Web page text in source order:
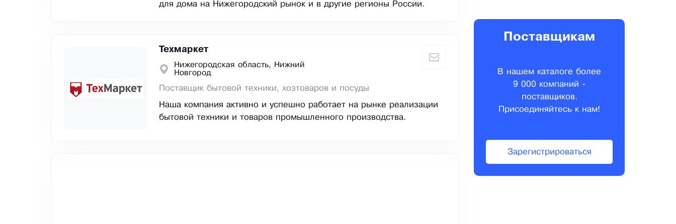
для дома на Нижегородский рынок и в другие регионы России.
Техмаркет
Нижегородская область, Нижний
Новгород
Поставщик бытовой техники, хозтоваров и посуды
Наша компания активно и успешно работает на рынке реализации
бытовой техники и товаров промышленного производства.
Поставщикам
В нашем каталоге более
9 000 компаний -
поставщиков.
Присоединяйтесь к нам!
Зарегистрироваться